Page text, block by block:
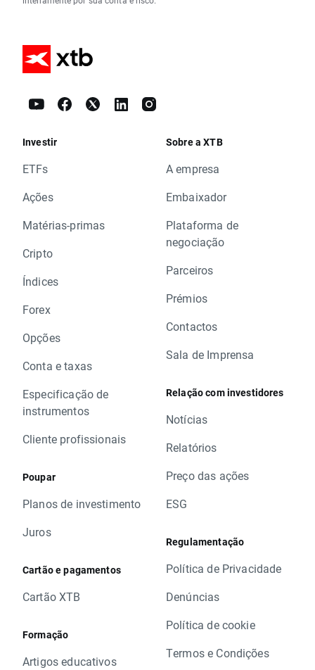
Investir
ETFs
Ações
Matérias-primas
Cripto
Índices
Forex
Opções
Conta e taxas
Especificação de
instrumentos
Cliente profissionais
Poupar
Planos de investimento
Juros
Cartão e pagamentos
Cartão XTB
Formação
Artigos educativos
Sobre a XTB
A empresa
Embaixador
Plataforma de
negociação
Parceiros
Prémios
Contactos
Sala de Imprensa
Relação com investidores
Notícias
Relatórios
Preço das ações
ESG
Regulamentação
Política de Privacidade
Denúncias
Política de cookie
Termos e Condições